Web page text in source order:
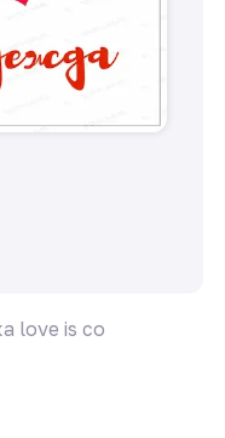
love is со